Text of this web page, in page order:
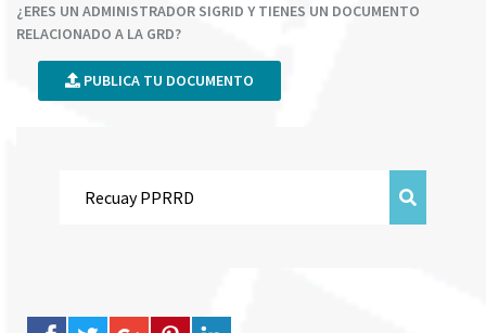
¿ERES UN ADMINISTRADOR SIGRID Y TIENES UN DOCUMENTO
RELACIONADO A LA GRD?
PUBLICA TU DOCUMENTO